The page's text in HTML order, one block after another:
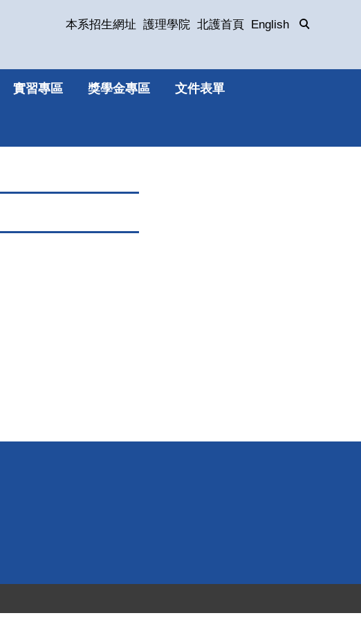
實習專區 獎學金專區 文件表單
本系招生網址 護理學院 北護首頁 English